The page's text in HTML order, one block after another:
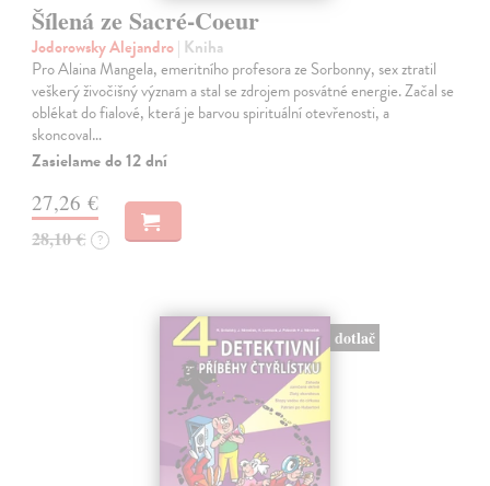
Šílená ze Sacré-Coeur
Jodorowsky Alejandro| Kniha
Pro Alaina Mangela, emeritního profesora ze Sorbonny, sex ztratil
veškerý živočišný význam a stal se zdrojem posvátné energie. Začal se
oblékat do fialové, která je barvou spirituální otevřenosti, a
skoncoval…
Zasielame do 12 dní
27,26 €
28,10 € ?
dotlač